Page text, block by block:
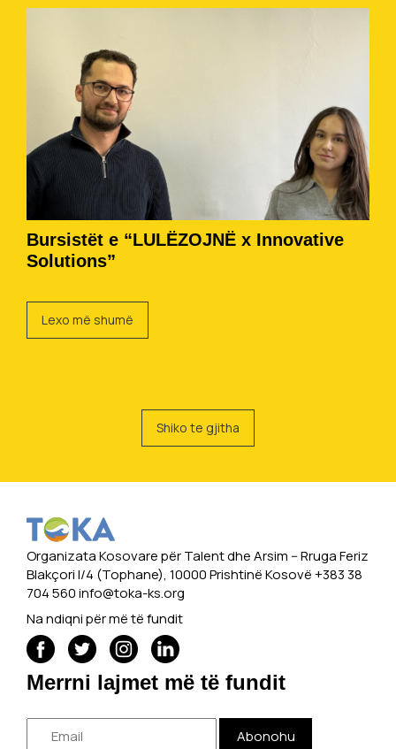
Bursistët e “LULËZOJNË x Innovative
Solutions”
Lexo më shumë
Shiko te gjitha
Organizata Kosovare për Talent dhe Arsim -- Rruga Feriz
Blakçori I/4 (Tophane), 10000 Prishtinë Kosovë +383 38
704 560info@toka-ks.org
Na ndiqni për më të fundit
Merrni lajmet më të fundit
Abonohu